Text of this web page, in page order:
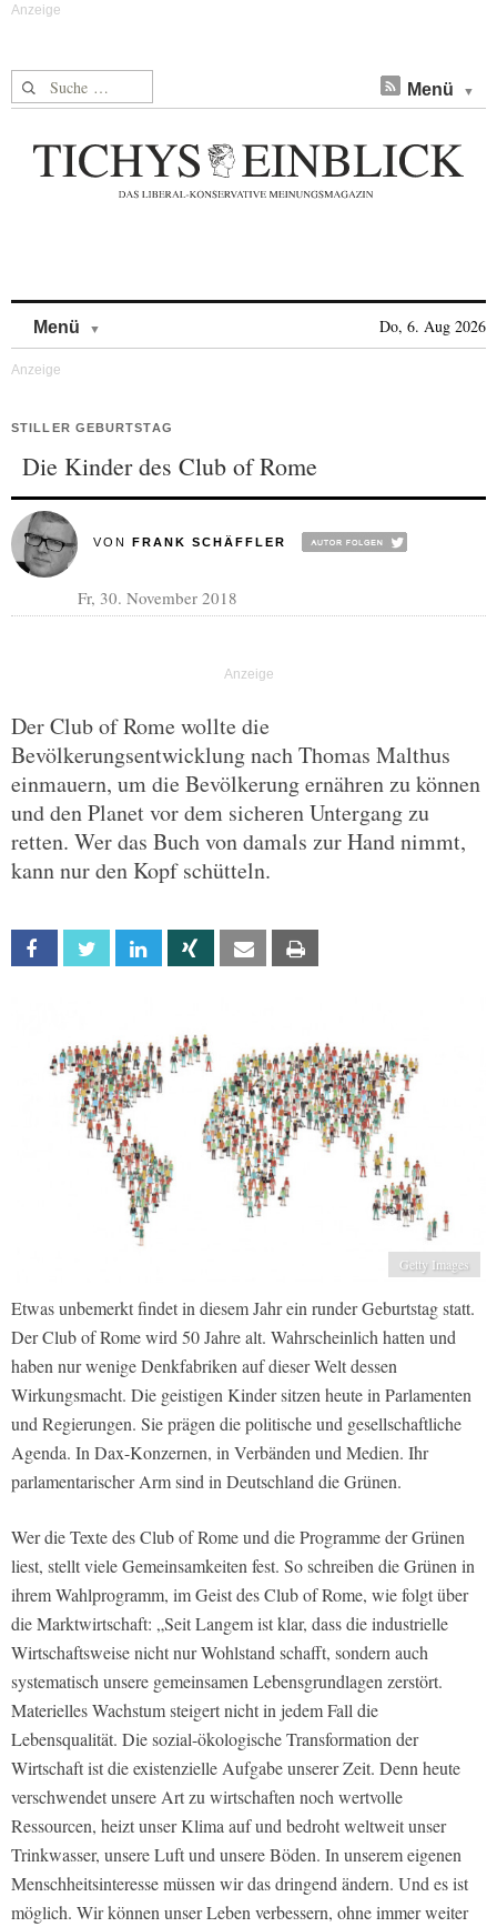
Suche nach: Menü
Menü Do, 6. Aug 2026
STILLER GEBURTSTAG
Die Kinder des Club of Rome
VON FRANK SCHÄFFLER
Fr, 30. November 2018
Der Club of Rome wollte die
Bevölkerungsentwicklung nach Thomas Malthus
einmauern, um die Bevölkerung ernähren zu können
und den Planet vor dem sicheren Untergang zu
retten. Wer das Buch von damals zur Hand nimmt,
kann nur den Kopf schütteln.
Facebook Twitter Linkedin Xing Email
Getty Images
Etwas unbemerkt findet in diesem Jahr ein runder Geburtstag statt.
Der Club of Rome wird 50 Jahre alt. Wahrscheinlich hatten und
haben nur wenige Denkfabriken auf dieser Welt dessen
Wirkungsmacht. Die geistigen Kinder sitzen heute in Parlamenten
und Regierungen. Sie prägen die politische und gesellschaftliche
Agenda. In Dax-Konzernen, in Verbänden und Medien. Ihr
parlamentarischer Arm sind in Deutschland die Grünen.
Wer die Texte des Club of Rome und die Programme der Grünen
liest, stellt viele Gemeinsamkeiten fest. So schreiben die Grünen in
ihrem Wahlprogramm, im Geist des Club of Rome, wie folgt über
die Marktwirtschaft: „Seit Langem ist klar, dass die industrielle
Wirtschaftsweise nicht nur Wohlstand schafft, sondern auch
systematisch unsere gemeinsamen Lebensgrundlagen zerstört.
Materielles Wachstum steigert nicht in jedem Fall die
Lebensqualität. Die sozial-ökologische Transformation der
Wirtschaft ist die existenzielle Aufgabe unserer Zeit. Denn heute
verschwendet unsere Art zu wirtschaften noch wertvolle
Ressourcen, heizt unser Klima auf und bedroht weltweit unser
Trinkwasser, unsere Luft und unsere Böden. In unserem eigenen
Menschheitsinteresse müssen wir das dringend ändern. Und es ist
möglich. Wir können unser Leben verbessern, ohne immer weiter